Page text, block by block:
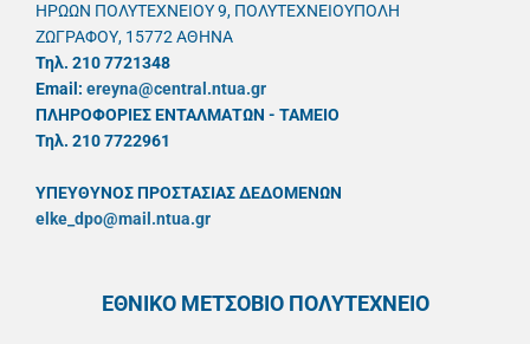
ΗΡΩΩΝ ΠΟΛΥΤΕΧΝΕΙΟΥ 9, ΠΟΛΥΤΕΧΝΕΙΟΥΠΟΛΗ
ΖΩΓΡΑΦΟΥ, 15772 ΑΘΗΝΑ
Τηλ. 210 7721348
Email: ereyna@central.ntua.gr
ΠΛΗΡΟΦΟΡΙΕΣ ΕΝΤΑΛΜΑΤΩΝ - ΤΑΜΕΙΟ
Τηλ. 210 7722961
ΥΠΕΥΘYΝΟΣ ΠΡΟΣΤΑΣΙΑΣ ΔΕΔΟΜΕΝΩΝ
elke_dpo@mail.ntua.gr
ΕΘΝΙΚΟ ΜΕΤΣΟΒΙΟ ΠΟΛΥΤΕΧΝΕΙΟ